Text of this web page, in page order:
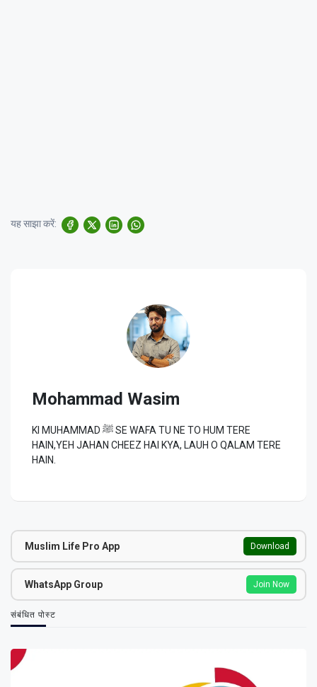
यह साझा करें:
Mohammad Wasim
KI MUHAMMAD ﷺ SE WAFA TU NE TO HUM TERE
HAIN,YEH JAHAN CHEEZ HAI KYA, LAUH O QALAM TERE
HAIN.
Muslim Life Pro App Download
WhatsApp Group Join Now
संबंधित पोस्ट